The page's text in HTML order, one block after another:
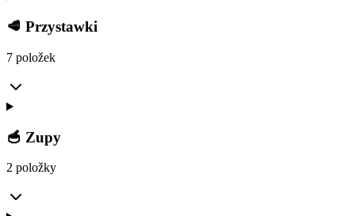
🥩 Przystawki
7 položek
🥣 Zupy
2 položky